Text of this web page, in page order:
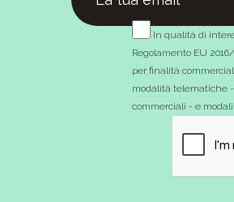
In qualità di
Regolamento EU
per finalità
modalità telematiche
commerciali - e